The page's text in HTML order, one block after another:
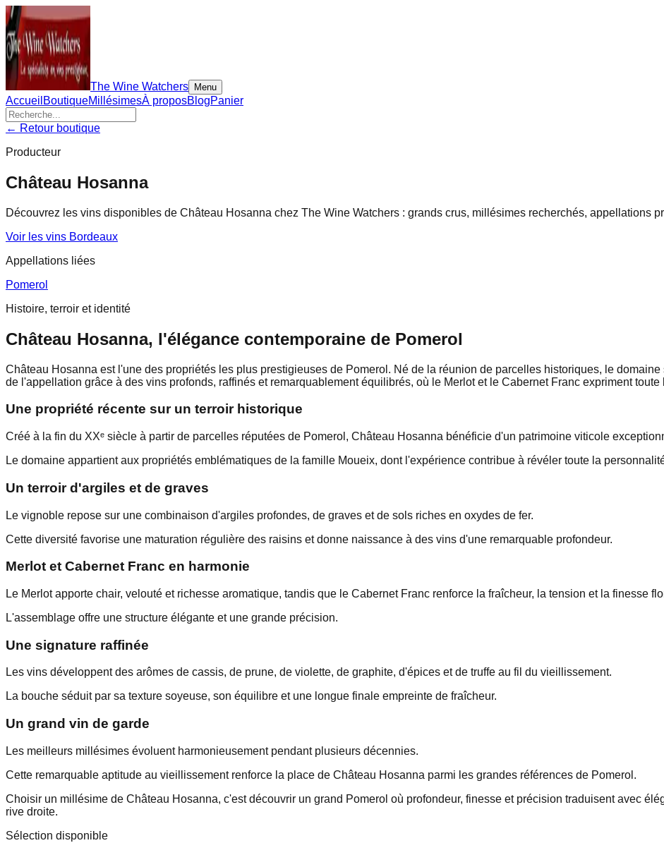
The Wine Watchers Menu
Accueil BoutiqueMillésimesÀ proposBlogPanier
← Retour boutique
Producteur
Château Hosanna
Découvrez les vins disponibles de Château Hosanna chez The Wine Watchers : grands crus, millésimes recherchés, appellations
Voir les vins Bordeaux
Appellations liées
Pomerol
Histoire, terroir et identité
Château Hosanna, l'élégance contemporaine de Pomerol
Château Hosanna est l'une des propriétés les plus prestigieuses de Pomerol. Né de la réunion de parcelles historiques, le
de l'appellation grâce à des vins profonds, raffinés et remarquablement équilibrés, où le Merlot et le Cabernet Franc expriment toute
Une propriété récente sur un terroir historique
Créé à la fin du XXᵉ siècle à partir de parcelles réputées de Pomerol, Château Hosanna bénéficie d'un patrimoine viticole
Le domaine appartient aux propriétés emblématiques de la famille Moueix, dont l'expérience contribue à révéler toute la
Un terroir d'argiles et de graves
Le vignoble repose sur une combinaison d'argiles profondes, de graves et de sols riches en oxydes de fer.
Cette diversité favorise une maturation régulière des raisins et donne naissance à des vins d'une remarquable profondeur.
Merlot et Cabernet Franc en harmonie
Le Merlot apporte chair, velouté et richesse aromatique, tandis que le Cabernet Franc renforce la fraîcheur, la tension et la finesse
L'assemblage offre une structure élégante et une grande précision.
Une signature raffinée
Les vins développent des arômes de cassis, de prune, de violette, de graphite, d'épices et de truffe au fil du vieillissement.
La bouche séduit par sa texture soyeuse, son équilibre et une longue finale empreinte de fraîcheur.
Un grand vin de garde
Les meilleurs millésimes évoluent harmonieusement pendant plusieurs décennies.
Cette remarquable aptitude au vieillissement renforce la place de Château Hosanna parmi les grandes références de Pomerol.
Choisir un millésime de Château Hosanna, c'est découvrir un grand Pomerol où profondeur, finesse et précision traduisent avec
rive droite.
Sélection disponible